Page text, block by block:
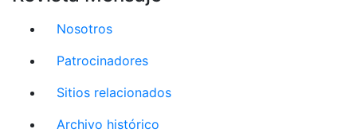
Nosotros
Patrocinadores
Sitios relacionados
Archivo histórico